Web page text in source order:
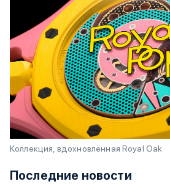
Коллекция, вдохновлённая Royal Oak
Последние новости